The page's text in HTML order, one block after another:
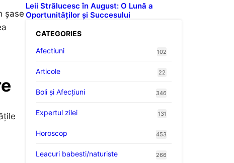
șase
Leii Strălucesc în August: O Lună a
Oportunităților și Succesului
CATEGORIES
Afectiuni
102
Articole 22
Boli și Afecțiuni 346
Expertul zilei 131
Horoscop 453
Leacuri babesti/naturiste 266